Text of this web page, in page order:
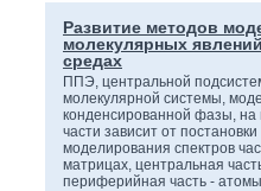
Развитие методов
молекулярных
средах
ППЭ, центральной
молекулярной системы,
конденсированной фазы,
части зависит от
моделирования спектров
матрицах, центральная
периферийная часть -